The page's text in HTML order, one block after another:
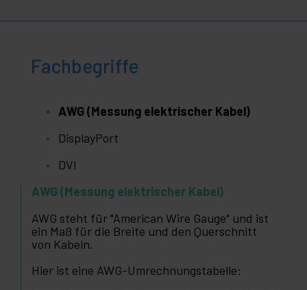
Fachbegriffe
AWG (Messung elektrischer Kabel)
DisplayPort
DVI
AWG (Messung elektrischer Kabel)
AWG steht für "American Wire Gauge" und ist
ein Maß für die Breite und den Querschnitt
von Kabeln.
Hier ist eine AWG-Umrechnungstabelle: